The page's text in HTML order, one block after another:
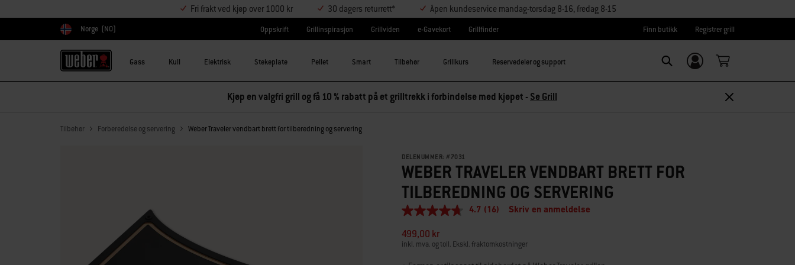
Fri frakt ved kjøp over 1000 kr 30 dagers returrett* Åpen kundeservice mandag-torsdag 8-16, fredag 8-15
Velg land
Norge (NO) Oppskrift Grillinspirasjon Grillviden e-Gavekort Grillfinder Finn butikk Registrer grill
Gass Kull Elektrisk Stekeplate Pellet Smart Tilbehør Grillkurs Reservedeler og support
Logg inn/
Registrer deg
Kjøp en valgfri grill og få 10 % rabatt på et grilltrekk i forbindelse med kjøpet - Se Grill
Tilbehør Forberedelse og servering Weber Traveler vendbart brett for tilberedning og servering
DELENUMMER: # 7031
WEBER TRAVELER VENDBART BRETT FOR
TILBEREDNING OG SERVERING
4.7
5
stjerner,
gjennomsnittlig
vurderingsverdi.
4.7 (16) Skriv en anmeldelse
499,00 kr
inkl. mva. og toll. Ekskl. fraktomkostninger